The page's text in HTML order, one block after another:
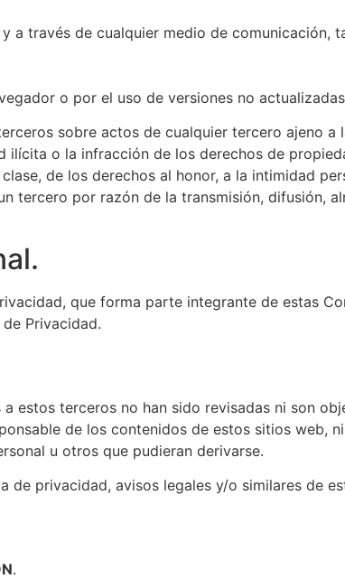
a través de cualquier medio de comunicación,
o por el uso de versiones no
sobre actos de cualquier tercero ajeno a
o la infracción de los derechos de
de los derechos al honor, a la intimidad
tercero por razón de la transmisión, difusión,
que forma parte integrante de estas
Privacidad.
estos terceros no han sido revisadas ni son
de los contenidos de estos sitios web,
u otros que pudieran derivarse.
privacidad, avisos legales y/o similares de
.